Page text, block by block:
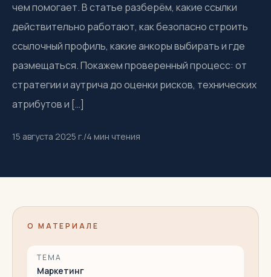
чем помогает. В статье разберём, какие ссылки
действительно работают, как безопасно строить
ссылочный профиль, какие анкоры выбирать и где
размещаться. Покажем проверенный процесс: от
стратегии и аутрича до оценки рисков, технических
атрибутов и […]
15 августа 2025 г./4 мин чтения
О МАТЕРИАЛЕ
ТЕМА
Маркетинг